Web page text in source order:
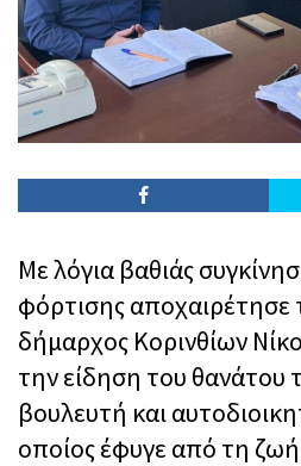
Με λόγια βαθιάς
φόρτισης αποχαιρέτησε
δήμαρχος Κορινθίων
την είδηση του
βουλευτή και
οποίος έφυγε από τη